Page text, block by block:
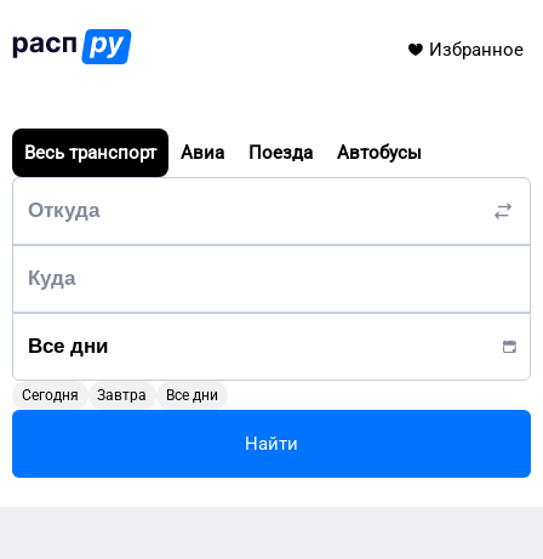
Избранное
Весь транспорт Авиа Поезда Автобусы
Сегодня Завтра Все дни
Найти